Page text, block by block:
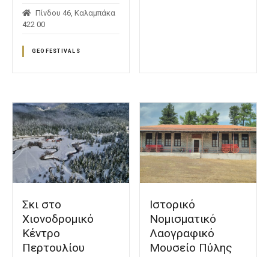
Πίνδου 46, Καλαμπάκα
422 00
GEOFESTIVALS
Σκι στο
Χιονοδρομικό
Κέντρο
Περτουλίου
Ιστορικό
Νομισματικό
Λαογραφικό
Μουσείο Πύλης